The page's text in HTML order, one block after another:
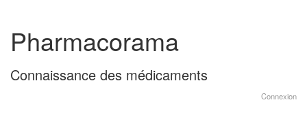
contenu
menu
principal
Pharmacorama
Connaissance des médicaments
Connexion